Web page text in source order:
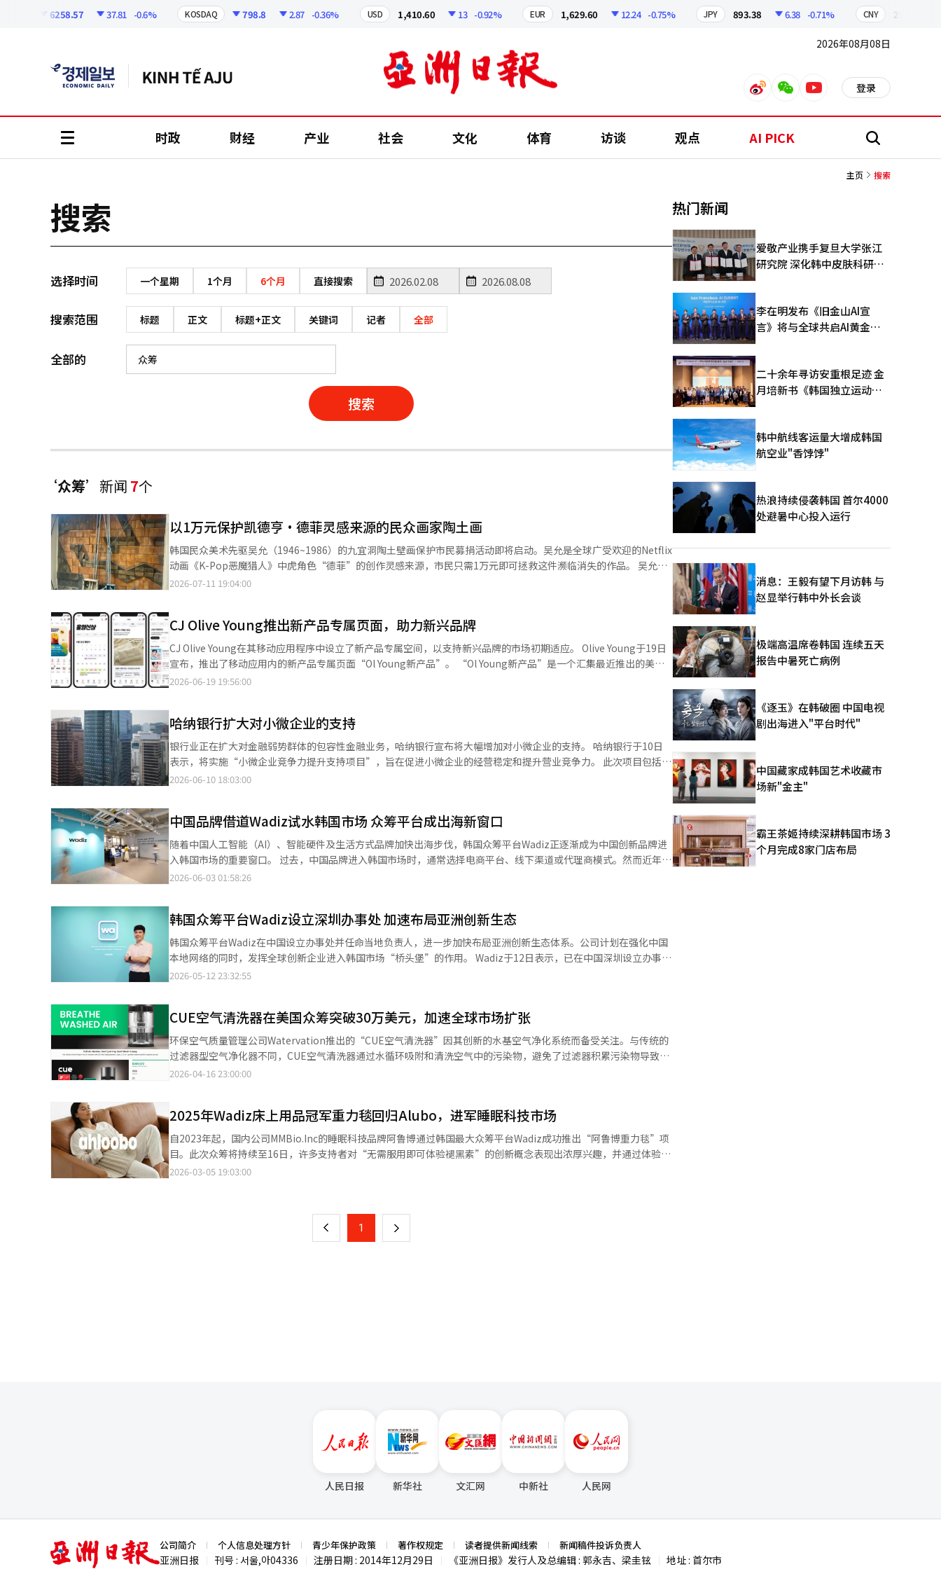
6258.57 37.81 -0.6% KOSDAQ 798.8 2.87 -0.36% USD 1,410.60 13 -0.92% EUR 1,629.60 12.24 -0.75% JPY 893.38 6.38 -0.71% CNY 209.17
2026年08月08日
weiboweixinyoutube 登录
时政 财经 产业 社会 文化 体育 访谈 观点 AI PICK 搜
主页 搜索
搜索
选择时间 一个星期 1个月 6个月 直接搜索
搜索范围 标题 正文 标题+正文 关键词 记者 全部
全部的
搜索
‘众筹’ 新闻 7个
以1万元保护凯德亨·德菲灵感来源的民众画家陶土画
韩国民众美术先驱吴允（1946~1986）的九宜洞陶土壁画保护市民募捐活动即将启动。吴允是全球广受欢迎的Netflix
动画《K-Pop恶魔猎人》中虎角色“德菲”的创作灵感来源，市民只需1万元即可拯救这件濒临消失的作品。 吴允九
宜洞陶土保护推进委员会与韩国民族美术人协会于11日宣布，将开展众筹和募款展，以保护吴允的九宜洞陶土壁画。
年在建筑出售过程中重新被发现。 建筑的买家在确认作品存在后，直接联系了遗属，并向国立现代美术馆咨询作品的
价值，表示愿意协助安全转移作品。遗属也同意将作品公共移交，从而为保护工作打开了大门。 问题在于缺乏安全拆
卸和公共移交作品的资金。因此，推进委员会决定在31日前通过韩国智能合作社运营的在线平台“种子派”进行众筹
（拯救濒临消失的吴允九宜洞陶土浮雕）。目标金额为1亿韩元，任何人都可以从1万韩元起参与。 吴允一生都坚
信“艺术应当由众人共享”，因此，支持者将获得以吴允版画图案制作的艺术卡、限量版艺术印刷品《刀歌》、后续
外，募款展将于7月26日至8月9日在首尔钟路区观勋美术馆全馆举行。吴允的同事和前辈们将展出作品进行销售，销
售收益将全部用于壁画的迁移费用，扣除成本后。特别是吴允生前亲自拍摄的版画（《刀歌》、《春舞人秋舞》、
《无号图》、《人物》）等作品也将展出。 目前，呼吁保护作品的市民签名活动已有超过1万人参与。 吴允的次子、
保护推进委员会运营委员吴相燮表示：“父亲的作品重新回到世上，以及超过1万名市民为此签名，对我们遗属来说
都是令人感动的事情。我们认为这幅壁画不再是家庭的，而是所有市民的。” 有关众筹和销售展的详细信息可在种子
2026-07-11 19:04:00
CJ Olive Young推出新产品专属页面，助力新兴品牌
CJ Olive Young在其移动应用程序中设立了新产品专属空间，以支持新兴品牌的市场初期适应。 Olive Young于19日
宣布，推出了移动应用内的新产品专属页面“Ol Young新产品”。 “Ol Young新产品”是一个汇集最近推出的美容
和健康产品的策划空间，旨在向顾客推荐最新的消费趋势。该页面的特点是为知名度较低的新兴品牌提供独立的产品
空间中，吸引了消费者的关注和购买。 该页面根据产品发布时点和购买目的，设有多个专区。“新产品回顾”栏目介
绍了最近三个月内发布的300多种产品，涵盖护肤、化妆和健康等类别。 “新产品日历”则提前展示即将发布的产品
和品牌促销日程。同时，还提供介绍新产品特点和开发背景的杂志内容，增加了探索过程的趣味性。 “Ol Young新
产品”还新增了一个“精心挑选的众筹”栏目，顾客可以以折扣价格购买尚未正式发布的独立品牌新产品。顾客可以
在同一页面完成新产品的探索和预购，而品牌则能快速确认初期需求和消费者反应。 Olive Young还将每月第四周举
括NARUKO、BIOGA、So Natural和Ariel等四个品牌。 活动期间将提供专属折扣券，并向撰写商品评论的顾客发放
额外积分，旨在引导新产品的初期购买，同时积累使用反馈，提高品牌知名度。 “Ol Young新产品”的设立被视为
Olive Young推动中小型和独立品牌培育战略的延续。去年，Olive Young在线上和线下渠道中，年销售额超过1亿韩
元的入驻品牌达到116个，较2020年的36个增长了三倍以上。年销售额超过10亿韩元的品牌也增加到6个。 Olive
Young相关人士表示：“‘Ol Young新产品’将成为消费者最先发现新趋势的地方，也是品牌有效展示新产品的空
2026-06-19 19:56:00
哈纳银行扩大对小微企业的支持
银行业正在扩大对金融弱势群体的包容性金融业务，哈纳银行宣布将大幅增加对小微企业的支持。 哈纳银行于10日
表示，将实施“小微企业竞争力提升支持项目”，旨在促进小微企业的经营稳定和提升营业竞争力。 此次项目包括两
个领域，共计针对1300个商户进行支持：△高效能源设备引入支持 △在线销售渠道开拓支持。 高效能源设备引入支
进入在线市场并实现销售多元化的小微企业，提供在线平台入驻和销售激活解决方案。支持内容包括：△在线平台入
驻支持 △直播电商支持 △众筹支持等。 哈纳银行将综合评审申请商户的商业性、可持续性和支持的合理性，最终确
定支持对象。在小巷型商店街内，已完成“温暖商品券”加盟商注册的商户在评审时将享有优待。 申请将于11日起
进行，为期三周。申请者可通过哈纳银行的移动应用“哈纳元气”或哈纳银行官网进行申请。 哈纳银行相关人士表
示：“我们将继续通过反映现场声音的多样支持项目，积极推动地方经济复苏和包容性金融的实践。”※ 本报道经人
2026-06-10 18:03:00
中国品牌借道Wadiz试水韩国市场 众筹平台成出海新窗口
随着中国人工智能（AI）、智能硬件及生活方式品牌加快出海步伐，韩国众筹平台Wadiz正逐渐成为中国创新品牌进
入韩国市场的重要窗口。 过去，中国品牌进入韩国市场时，通常选择电商平台、线下渠道或代理商模式。然而近年
来，越来越多品牌在正式进入韩国市场前，先通过Wadiz开展众筹活动，以较低成本测试市场反应、验证产品竞争
前，平台累计项目数量约9万个，累计交易额约1.5万亿韩元（约合人民币66.9亿元），注册会员约750万人。自2025
年推出全球服务以来，用户已覆盖117个国家和地区，海外流量持续增长。2026年1月，平台月活跃用户（MAU）同
比增长2.3倍，整体流量中约40%来自海外市场。 与此同时，海外品牌通过Wadiz进入韩国市场的案例持续增加，其
中中国品牌增长尤为明显。根据Wadiz数据，目前平台海外项目中约75%来自中国企业，中国用户注册数量也持续上
升。 对于许多中国品牌而言，韩国不仅是销售市场，更是观察消费趋势的重要窗口。韩国消费者对新技术、新产品以
这些用户的反馈往往能够快速反映产品竞争力与市场潜力。 因此，相比直接投入大量资金建立销售渠道，众筹平台正
成为中国品牌进入韩国市场的重要低风险测试渠道。 业内人士指出，中国品牌通过众筹关注的不仅是销售额，更重要
的是观察韩国消费者是否愿意为产品买单、对哪些设计和功能最为敏感，以及品牌故事能否获得本地市场认同。 根据
Wadiz提供的数据，从目前的众筹案例来看，AI及智能硬件产品已成为中国品牌进入韩国市场最活跃的领域之一。深
圳企业爱可音（iKKO）推出的AI智能手机MindOne K Pro上线两小时内募资突破3亿韩元，最终募资约4.8亿韩元，凭
3721%的达成率，累计募资约1亿韩元。尽管售价超过100万韩元，仍吸引大量户外运动及科技用户关注。此外，AI
翻译眼镜Leion Hey2上线前吸引约9000名用户预约关注，最终募资约3亿韩元；智能存储产品NASync则创下约23.8
亿韩元的募资纪录。 值得关注的是，这些产品并非传统意义上的“低价中国制造”，而是以AI技术、创新设计和智能
生活体验作为主要卖点。业内认为，这反映出韩国消费者对中国品牌的认知正在发生变化。 过去，中国品牌在韩国市
场往往与价格竞争力联系在一起。但随着中国科技企业和消费品牌不断提升研发与设计能力，越来越多消费者开始关
时，小红书等中国社交平台形成的生活方式审美，也开始影响韩国年轻消费者对旅行、餐饮、家居及消费品的认知。
在此背景下，中国品牌正逐步摆脱低价制造的单一标签，转向设计感、功能性、高性价比和生活方式体验等更丰富的
品牌形象，而Wadiz则成为观察这一变化的重要窗口。 由于平台用户以MZ世代（1980年代初至2000年出生）和科技
2026-06-03 01:58:26
韩国众筹平台Wadiz设立深圳办事处 加速布局亚洲创新生态
韩国众筹平台Wadiz在中国设立办事处并任命当地负责人，进一步加快布局亚洲创新生态体系。公司计划在强化中国
本地网络的同时，发挥全球创新企业进入韩国市场“桥头堡”的作用。 Wadiz于12日表示，已在中国深圳设立办事
处，并任命莫子鸣为中国区总负责人。今后，莫子鸣将负责制定中国市场销售战略、构建战略合作伙伴关系，以及发
个项目。目前，他正依托深圳及中国香港地区的本地网络，发掘人工智能（AI）及科技领域的创新项目，并加强与韩
国市场拓展相关的合作。 Wadiz方面表示，公司已将深圳定位为发掘全球创新创客及扩大海外合作的核心战略据点。
去年，Wadiz曾在深圳南山区面向当地企业举办“韩国市场众筹说明会”。鉴于深圳聚集大量科技企业及制造业基础
设施，公司计划通过本地化合作进一步强化全球竞争力。 与此同时，Wadiz也在持续扩大全球网络布局。公司将以官
方全球合作伙伴身份参加在中国澳门举行的BEYOND国际科技创新博览会。该展会预计将吸引约3万名参与者、400余
海外创客及全球众筹平台相关人士的交流。莫子鸣也将出席专题讨论环节，分享对亚洲众筹市场趋势及全球扩张战略
的见解。 Wadiz代表辛慧星表示：“未来将进一步强化本地化团队建设，扩大与中国创新生态系统的连接，并持续巩
固Wadiz作为亚洲创新企业进入韩国及全球市场枢纽的平台地位。”
2026-05-12 23:32:55
CUE空气清洗器在美国众筹突破30万美元，加速全球市场扩张
环保空气质量管理公司Watervation推出的“CUE空气清洗器”因其创新的水基空气净化系统而备受关注。与传统的
过滤器型空气净化器不同，CUE空气清洗器通过水循环吸附和清洗空气中的污染物，避免了过滤器积累污染物导致的
性能下降。该产品无需更换过滤器，维护成本低，减少了废弃过滤器的产生，具有环保优势。其设计还考虑了提升室
平台上短时间内达成高目标，显示出技术差异性和市场需求。Watervation计划将此技术扩展到家用以外的空调系统
和工业环境，提供更广泛的解决方案。负责该项目的Setoworks通过与美国Kickstarter、日本Makuake、台湾
ZecZec和中国摩点等平台的合作，帮助产品进行市场测试和销售增长，并提供从市场进入到客户支持的一站式服
务。
2026-04-16 23:00:00
2025年Wadiz床上用品冠军重力毯回归Alubo，进军睡眠科技市场
自2023年起，国内公司MMBio.Inc的睡眠科技品牌阿鲁博通过韩国最大众筹平台Wadiz成功推出“阿鲁博重力毯”项
目。此次众筹将持续至16日，许多支持者对“无需服用即可体验褪黑素”的创新概念表现出浓厚兴趣，并通过体验分
享反馈。阿鲁博推出的重力毯采用深层触压（DTP）原理，旨在通过对身体施加压力来改善睡眠质量。这种产品在北
但在线平台数据显示，年轻消费者的兴趣更高。因此，品牌重新定位并提升了产品的视觉和功能质量。阿鲁博计划在
4月中旬结束众筹后，正式开设自家商城，方便错过众筹的消费者购买。此外，阿鲁博正积极拓展全球市场，计划于
2026年4月初在美国知名众筹平台Kickstarter上推出产品，进军美国、日本等国际市场。阿鲁博代表表示：“尽
2026-03-05 19:03:00
上 1 下
热门新闻
爱敬产业携手复旦大学张江
研究院 深化韩中皮肤科研合
李在明发布《旧金山AI宣
言》将与全球共启AI黄金时
二十余年寻访安重根足迹 金
月培新书《韩国独立运动圣
韩中航线客运量大增成韩国
航空业"香饽饽"
热浪持续侵袭韩国 首尔4000
处避暑中心投入运行
消息：王毅有望下月访韩 与
赵显举行韩中外长会谈
极端高温席卷韩国 连续五天
报告中暑死亡病例
《逐玉》在韩破圈 中国电视
剧出海进入"平台时代"
中国藏家成韩国艺术收藏市
场新"金主"
霸王茶姬持续深耕韩国市场 3
个月完成8家门店布局
人民日报 新华社 文汇网 中新社 人民网
亚
洲
日
公司简介 个人信息处理方针 青少年保护政策 著作权规定 读者提供新闻线索 新闻稿件投诉负责人
亚洲日报 刊号 : 서울,아04336 注册日期 : 2014年12月29日 《亚洲日报》发行人及总编辑 : 郭永吉、梁圭铉 地址 : 首尔市